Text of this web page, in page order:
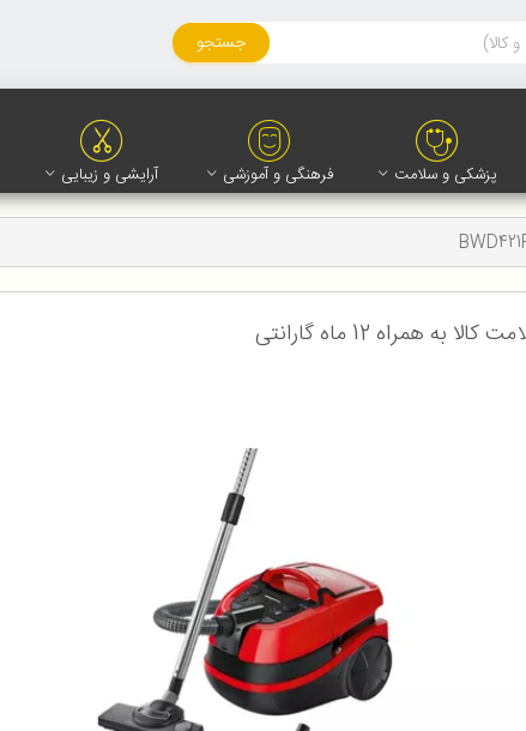
جستجو
پزشکی و سلامت فرهنگی و آموزشی آرایشی و زیبایی